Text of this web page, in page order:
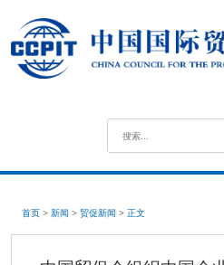
首页 > 新闻 > 贸促新闻 > 正文